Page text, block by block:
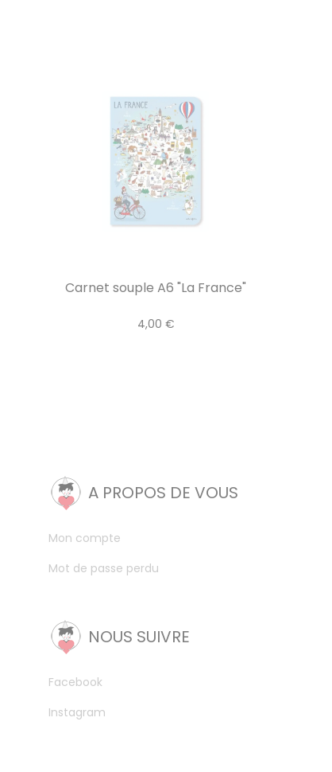
Carnet souple A6 "La France"
4,00 €
A PROPOS DE VOUS
Mon compte
Mot de passe perdu
NOUS SUIVRE
Facebook
Instagram